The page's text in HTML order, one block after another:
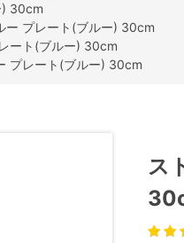
) 30cm
ー プレート(ブルー) 30cm
ート(ブルー) 30cm
プレート(ブルー) 30cm
ス